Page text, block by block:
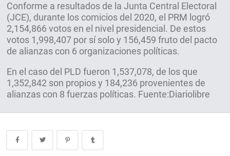
Conforme a resultados de la Junta Central Electoral
(JCE), durante los comicios del 2020, el PRM logró
2,154,866 votos en el nivel presidencial. De estos
votos 1,998,407 por sí solo y 156,459 fruto del pacto
de alianzas con 6 organizaciones políticas.
En el caso del PLD fueron 1,537,078, de los que
1,352,842 son propios y 184,236 provenientes de
alianzas con 8 fuerzas políticas. Fuente:Diariolibre